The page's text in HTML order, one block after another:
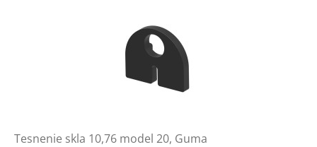
Tesnenie skla 10,76 model 20, Guma